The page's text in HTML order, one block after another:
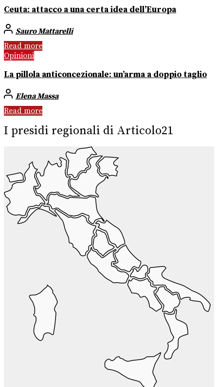
Ceuta: attacco a una certa idea dell’Europa
Sauro Mattarelli
Read more
Opinioni
La pillola anticoncezionale: un’arma a doppio taglio
Elena Massa
Read more
I presidi regionali di Articolo21